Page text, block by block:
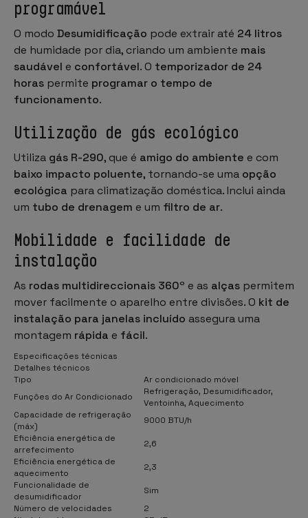
programável
O modo Desumidificação pode extrair até 24 litros
de humidade por dia, criando um ambiente mais
saudável e confortável. O temporizador de 24
horas permite programar o tempo de
funcionamento.
Utilização de gás ecológico
Utiliza gás R-290, que é amigo do ambiente e com
baixo impacto poluente, tornando-se uma opção
ecológica para climatização doméstica. Inclui ainda
um tubo de drenagem e um filtro de ar.
Mobilidade e facilidade de
instalação
As rodas multidireccionais 360º e as alças permitem
mover facilmente o aparelho entre divisões. O kit de
instalação para janelas incluído assegura uma
montagem rápida e fácil.
Especificações técnicas
Detalhes técnicos
Tipo
Ar condicionado móvel
Funções do Ar Condicionado
Refrigeração, Desumidificador,
Ventoinha, Aquecimento
Capacidade de refrigeração
(máx)
9000 BTU/h
Eficiência energética de
arrefecimento
2,6
Eficiência energética de
aquecimento
2,3
Funcionalidade de
desumidificador
Sim
Número de velocidades
2